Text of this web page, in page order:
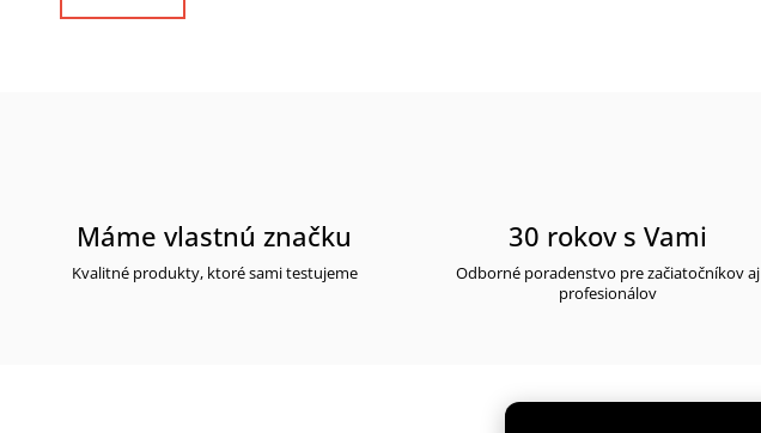
Máme vlastnú značku
Kvalitné produkty, ktoré sami testujeme
30 rokov s Vami
Odborné poradenstvo pre začiatočníkov aj
profesionálov